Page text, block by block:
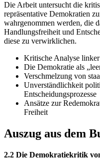
Die Arbeit untersucht die
repräsentative Demokratien
wahrgenommen werden, die
Handlungsfreiheit und
diese zu verwirklichen.
Kritische Analyse
Die Demokratie als
Verschmelzung von
Unverständlichkeit
Entscheidungsprozesse
Ansätze zur
Freiheit
Auszug aus dem
2.2 Die Demokratiekritik